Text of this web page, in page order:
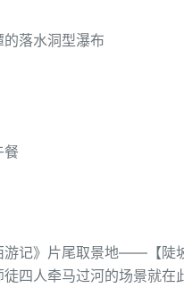
的落水洞型瀑布
餐
游记》片尾取景地——【陡
四人牵马过河的场景就在